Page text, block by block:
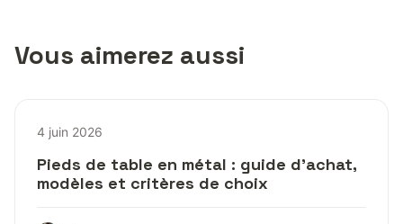
Vous aimerez aussi
4 juin 2026
Pieds de table en métal : guide d’achat,
modèles et critères de choix